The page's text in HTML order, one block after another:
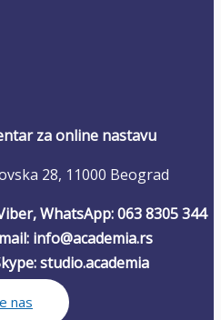
za online nastavu
28, 11000 Beograd
WhatsApp: 063 8305 344
info@academia.rs
studio.academia
nas